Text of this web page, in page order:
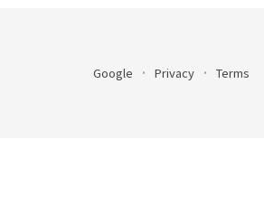
Google Privacy Terms